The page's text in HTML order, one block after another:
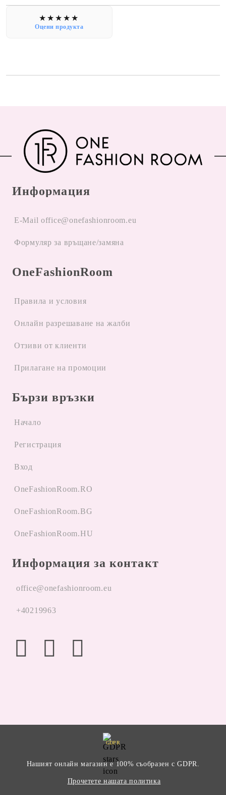
Оцени продукта
Информация
E-Mail office@onefashionroom.eu
Формуляр за връщане/замяна
OneFashionRoom
Правила и условия
Oнлайн разрешаване на жалби
Отзиви от клиенти
Прилагане на промоции
Бързи връзки
Начало
Регистрация
Вход
OneFashionRoom.RO
OneFashionRoom.BG
OneFashionRoom.HU
Информация за контакт
office@onefashionroom.eu
+40219963
GDPR
Нашият онлайн магазин е 100% съобразен с GDPR.
Прочетете нашата политика